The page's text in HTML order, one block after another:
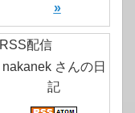
»
RSS配信
nakanek さんの日
記